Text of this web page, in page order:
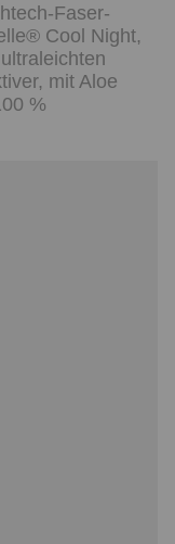
Faser-
Cool Night,
mit Aloe
%